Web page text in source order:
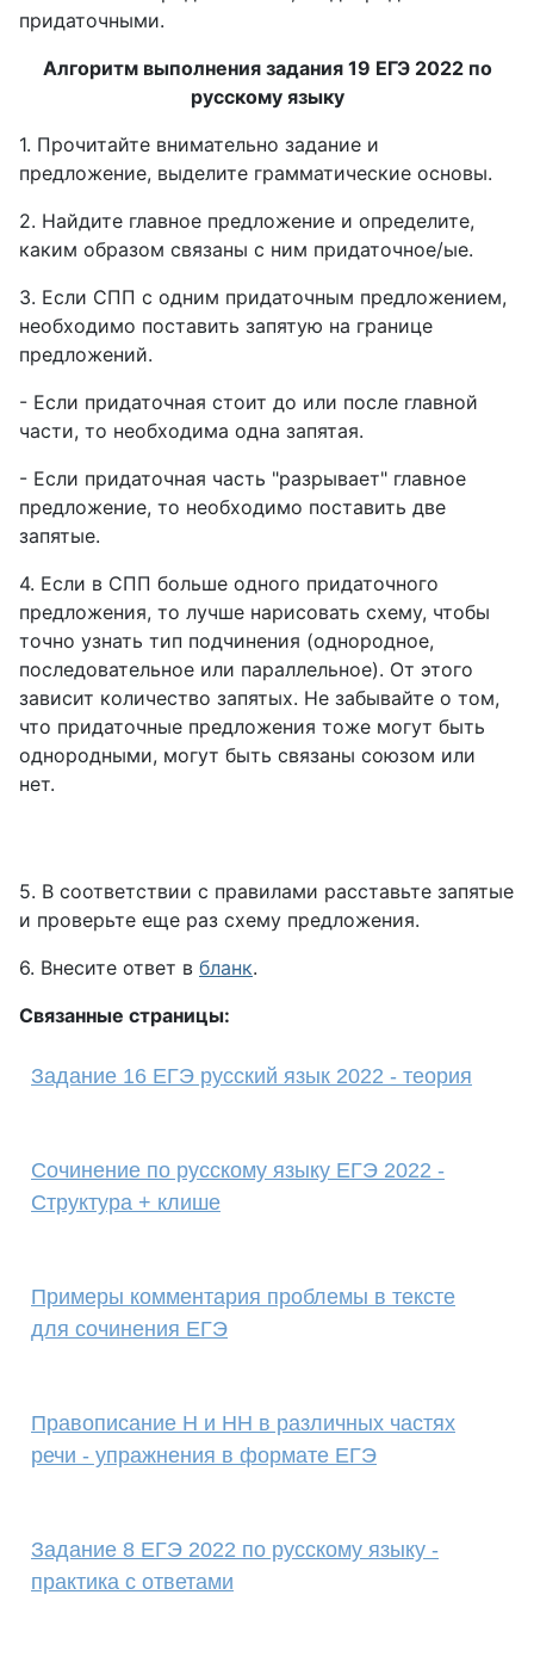
придаточными.
Алгоритм выполнения задания 19 ЕГЭ 2022 по
русскому языку
1. Прочитайте внимательно задание и
предложение, выделите грамматические основы.
2. Найдите главное предложение и определите,
каким образом связаны с ним придаточное/ые.
3. Если СПП с одним придаточным предложением,
необходимо поставить запятую на границе
предложений.
- Если придаточная стоит до или после главной
части, то необходима одна запятая.
- Если придаточная часть "разрывает" главное
предложение, то необходимо поставить две
запятые.
4. Если в СПП больше одного придаточного
предложения, то лучше нарисовать схему, чтобы
точно узнать тип подчинения (однородное,
последовательное или параллельное). От этого
зависит количество запятых. Не забывайте о том,
что придаточные предложения тоже могут быть
однородными, могут быть связаны союзом или
нет.
5. В соответствии с правилами расставьте запятые
и проверьте еще раз схему предложения.
6. Внесите ответ в бланк.
Связанные страницы:
Задание 16 ЕГЭ русский язык 2022 - теория
Сочинение по русскому языку ЕГЭ 2022 -
Структура + клише
Примеры комментария проблемы в тексте
для сочинения ЕГЭ
Правописание Н и НН в различных частях
речи - упражнения в формате ЕГЭ
Задание 8 ЕГЭ 2022 по русскому языку -
практика с ответами